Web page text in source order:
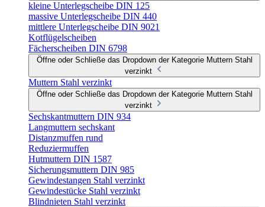
kleine Unterlegscheibe DIN 125
massive Unterlegscheibe DIN 440
mittlere Unterlegscheibe DIN 9021
Kotflügelscheiben
Fächerscheiben DIN 6798
Öffne oder Schließe das Dropdown der Kategorie Muttern Stahl
verzinkt
Muttern Stahl verzinkt
Öffne oder Schließe das Dropdown der Kategorie Muttern Stahl
verzinkt
Sechskantmuttern DIN 934
Langmuttern sechskant
Distanzmuffen rund
Reduziermuffen
Hutmuttern DIN 1587
Sicherungsmuttern DIN 985
Gewindestangen Stahl verzinkt
Gewindestücke Stahl verzinkt
Blindnieten Stahl verzinkt